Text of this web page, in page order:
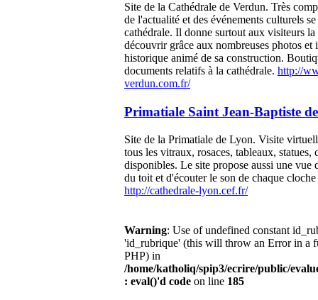
Site de la Cathédrale de Verdun. Très
de l'actualité et des événements culturels
cathédrale. Il donne surtout aux visiteurs
découvrir grâce aux nombreuses photos et
historique animé de sa construction.
documents relatifs à la cathédrale. http://
verdun.com.fr/
Primatiale Saint Jean-Baptiste
Site de la Primatiale de Lyon. Visite
tous les vitraux, rosaces, tableaux, statues,
disponibles. Le site propose aussi une vue
du toit et d'écouter le son de chaque
http://cathedrale-lyon.cef.fr/
Warning: Use of undefined constant
'id_rubrique' (this will throw an Error in a
PHP) in
/home/katholiq/spip3/ecrire/public/
: eval()'d code on line 185